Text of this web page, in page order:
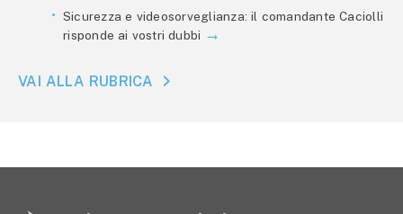
Sicurezza e videosorveglianza: il comandante Caciolli
risponde ai vostri dubbi
VAI ALLA RUBRICA